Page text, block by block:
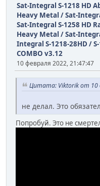
Sat-Integral S-1218 HD
Heavy Metal / Sat-
Sat-Integral S-1258 HD
Heavy Metal / Sat-
Integral S-1218-28HD /
COMBO v3.12
10 февраля 2022, 21:47:47
Цитата: Viktorik от 10
не делал. Это
Попробуй. Это не